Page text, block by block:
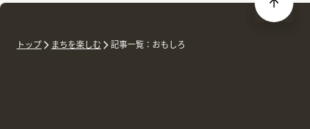
トップ まちを楽しむ 記事一覧：おもしろ